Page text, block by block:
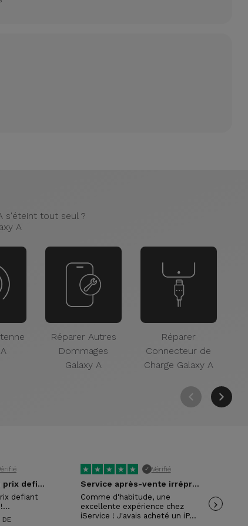
s'éteint tout seul ?
A
Réparer Autres
Dommages
Galaxy A
Réparer
Connecteur de
Charge Galaxy A
Excellent pour un prix defiant toute…
defiant
DE
★ ★ ★ ★ ★ ✓ Vérifié
Service après-vente irréprochable !
Comme d'habitude, une
excellente expérience chez
iService ! J'avais acheté un iP…
›